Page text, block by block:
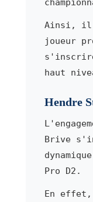
Ainsi, il
joueur
haut
Hendre
Brive
Pro D2.
En